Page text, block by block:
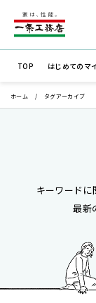
TOP はじめての マ
ホーム タグアーカイブ
キーワードに
最新